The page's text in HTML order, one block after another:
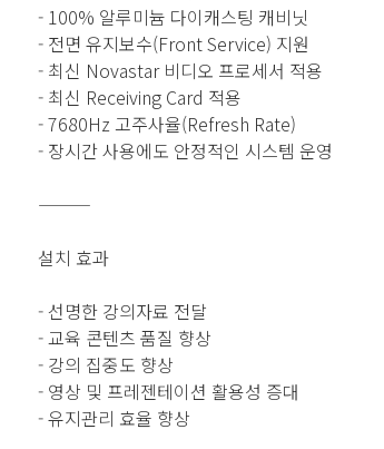
- 100% 알루미늄 다이캐스팅 캐비닛
- 전면 유지보수(Front Service) 지원
- 최신 Novastar 비디오 프로세서 적용
- 최신 Receiving Card 적용
- 7680Hz 고주사율(Refresh Rate)
- 장시간 사용에도 안정적인 시스템 운영
⸻
설치 효과
- 선명한 강의자료 전달
- 교육 콘텐츠 품질 향상
- 강의 집중도 향상
- 영상 및 프레젠테이션 활용성 증대
- 유지관리 효율 향상